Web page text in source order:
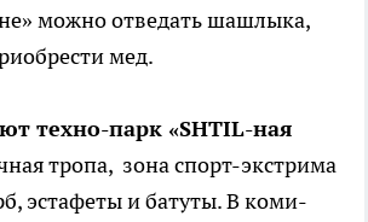
можно отведать шашлыка,
мед.
техно-парк «SHTIL-ная
тропа, зона спорт-экстрима
эстафеты и батуты. В коми-